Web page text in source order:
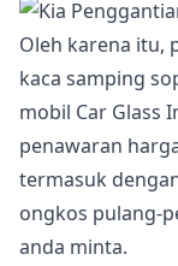
Oleh karena itu,
kaca samping
mobil Car Glass
penawaran
termasuk
ongkos pulang-
anda minta.